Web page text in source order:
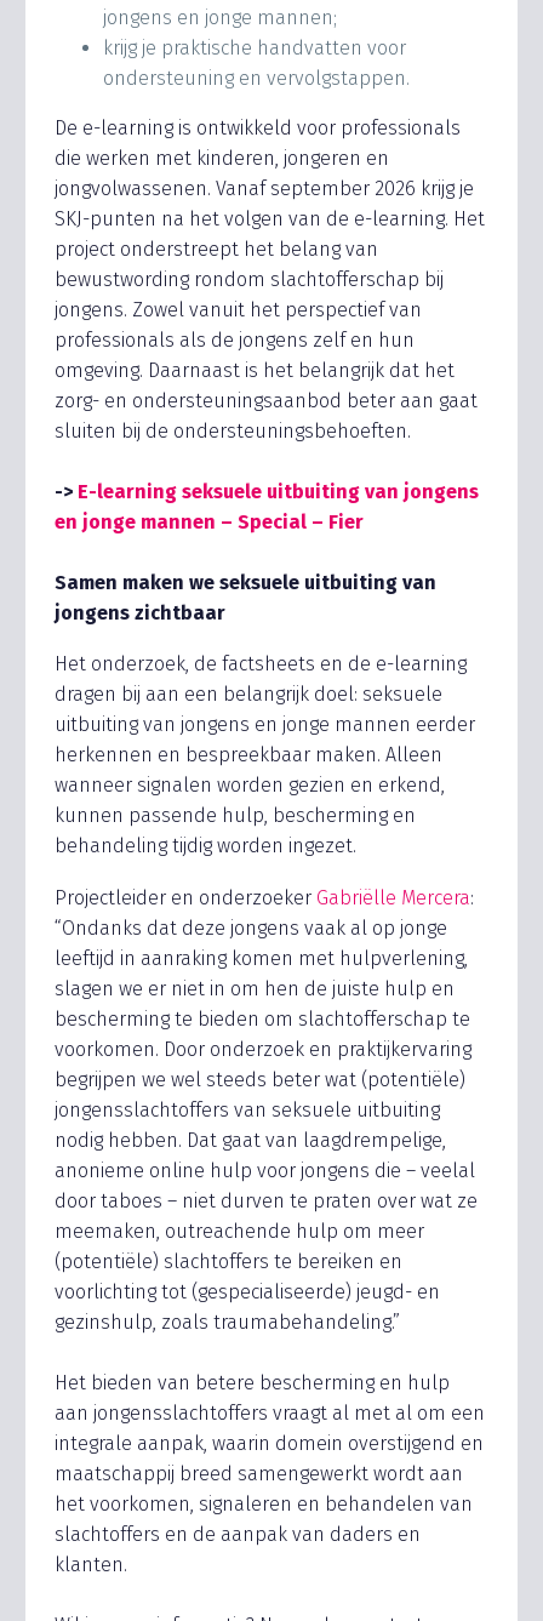
jongens en jonge mannen;
krijg je praktische handvatten voor
ondersteuning en vervolgstappen.
De e-learning is ontwikkeld voor professionals
die werken met kinderen, jongeren en
jongvolwassenen. Vanaf september 2026 krijg je
SKJ-punten na het volgen van de e-learning. Het
project onderstreept het belang van
bewustwording rondom slachtofferschap bij
jongens. Zowel vanuit het perspectief van
professionals als de jongens zelf en hun
omgeving. Daarnaast is het belangrijk dat het
zorg- en ondersteuningsaanbod beter aan gaat
sluiten bij de ondersteuningsbehoeften.
-> E-learning seksuele uitbuiting van jongens
en jonge mannen – Special – Fier
Samen maken we seksuele uitbuiting van
jongens zichtbaar
Het onderzoek, de factsheets en de e-learning
dragen bij aan een belangrijk doel: seksuele
uitbuiting van jongens en jonge mannen eerder
herkennen en bespreekbaar maken. Alleen
wanneer signalen worden gezien en erkend,
kunnen passende hulp, bescherming en
behandeling tijdig worden ingezet.
Projectleider en onderzoeker Gabriëlle Mercera:
“Ondanks dat deze jongens vaak al op jonge
leeftijd in aanraking komen met hulpverlening,
slagen we er niet in om hen de juiste hulp en
bescherming te bieden om slachtofferschap te
voorkomen. Door onderzoek en praktijkervaring
begrijpen we wel steeds beter wat (potentiële)
jongensslachtoffers van seksuele uitbuiting
nodig hebben. Dat gaat van laagdrempelige,
anonieme online hulp voor jongens die – veelal
door taboes – niet durven te praten over wat ze
meemaken, outreachende hulp om meer
(potentiële) slachtoffers te bereiken en
voorlichting tot (gespecialiseerde) jeugd- en
gezinshulp, zoals traumabehandeling.”
Het bieden van betere bescherming en hulp
aan jongensslachtoffers vraagt al met al om een
integrale aanpak, waarin domein overstijgend en
maatschappij breed samengewerkt wordt aan
het voorkomen, signaleren en behandelen van
slachtoffers en de aanpak van daders en
klanten.